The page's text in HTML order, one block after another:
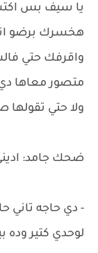
يا سيف بس
هخسرك برضو
واقرفك حتي
متصور معاها
ولا حتي تقولها
ضحك جامد:
- دي حاجه تاني
لوحدي كتير وده